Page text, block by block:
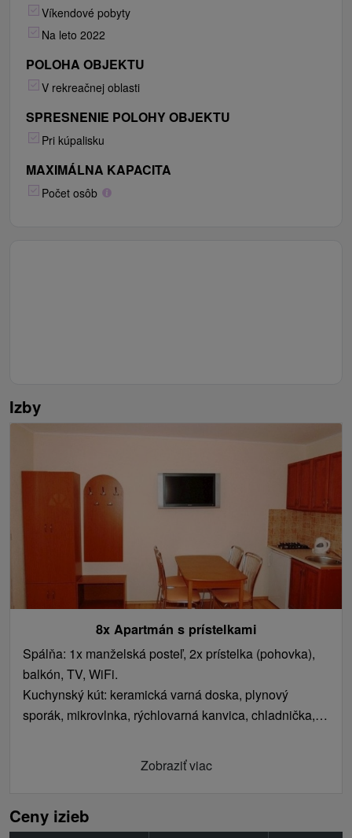
Víkendové pobyty
Na leto 2022
POLOHA OBJEKTU
V rekreačnej oblasti
SPRESNENIE POLOHY OBJEKTU
Pri kúpalisku
MAXIMÁLNA KAPACITA
Počet osôb
Izby
8x Apartmán s prístelkami
Spálňa: 1x manželská posteľ, 2x prístelka (pohovka),
balkón, TV, WiFi.
Kuchynský kút: keramická varná doska, plynový
sporák, mikrovlnka, rýchlovarná kanvica, chladnička,
Kúpeľňa s toaletou: sprchovací kút, umývadlo, WC.
Zobraziť viac
Ceny izieb